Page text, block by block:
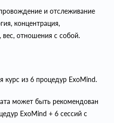
и отслеживание
концентрация,
отношения с собой.
курс из 6 процедур ExoMind.
может быть рекомендован
ExoMind + 6 сессий с